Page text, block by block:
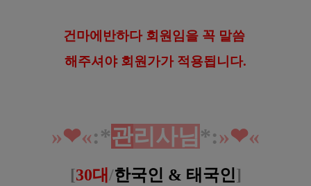
건마에반하다 회원임을 꼭 말씀
해 주셔야 회원가가 적용됩니다.
»❤︎«:*관리사님 *:»❤︎«
[30대/한국인 & 태국인]